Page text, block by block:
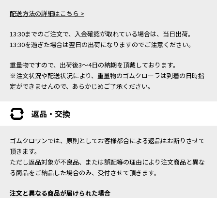
配送方法の詳細はこちら >
13:30までのご注文で、入金確認が取れている場合は、当日出荷。
13:30を過ぎた場合は翌日の出荷になりますのでご注意ください。
重量物ですので、出荷後3～4日の納期を頂戴しております。
※注文状況や配送状況により、重量物のゴムクローラは到着の日時指
定ができませんので、あらかじめご了承ください。
返品・交換
ゴムクロワンでは、原則としてお客様都合による返品はお断りさせて
頂きます。
ただし返品対象が不良品、または誤配等の理由により注文商品と異な
る商品をご納品した場合のみ、受付させて頂きます。
注文と異なる商品が届けられた場合